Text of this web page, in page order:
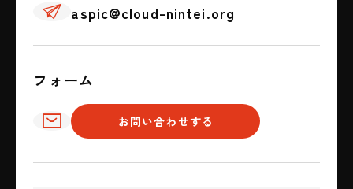
✈ aspic@cloud-nintei.org
フォーム
✉ お問い合わせする